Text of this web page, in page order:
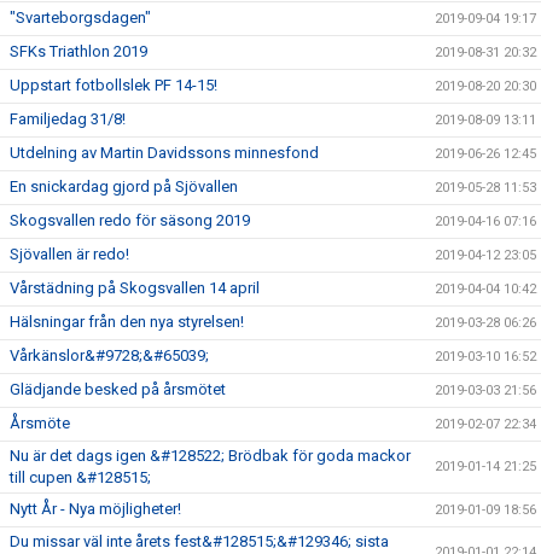
"Svarteborgsdagen" 2019-09-04 19:17
SFKs Triathlon 2019 2019-08-31 20:32
Uppstart fotbollslek PF 14-15! 2019-08-20 20:30
Familjedag 31/8! 2019-08-09 13:11
Utdelning av Martin Davidssons minnesfond 2019-06-26 12:45
En snickardag gjord på Sjövallen 2019-05-28 11:53
Skogsvallen redo för säsong 2019 2019-04-16 07:16
Sjövallen är redo! 2019-04-12 23:05
Vårstädning på Skogsvallen 14 april 2019-04-04 10:42
Hälsningar från den nya styrelsen! 2019-03-28 06:26
Vårkänslor&#9728;&#65039; 2019-03-10 16:52
Glädjande besked på årsmötet 2019-03-03 21:56
Årsmöte 2019-02-07 22:34
Nu är det dags igen &#128522; Brödbak för goda mackor
till cupen &#128515;
2019-01-14 21:25
Nytt År - Nya möjligheter! 2019-01-09 18:56
Du missar väl inte årets fest&#128515;&#129346; sista